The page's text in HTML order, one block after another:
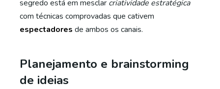
segredo está em mesclar criatividade estratégica
com técnicas comprovadas que cativem
espectadores de ambos os canais.
Planejamento e brainstorming
de ideias